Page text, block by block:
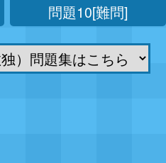
問題10[難問]